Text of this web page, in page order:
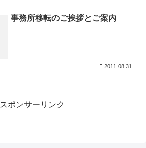
事務所移転のご挨拶とご案内
2011.08.31
スポンサーリンク